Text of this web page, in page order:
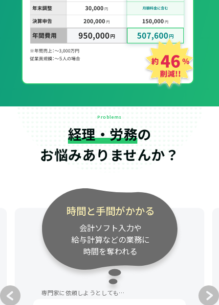
Problems
経理・労務の
お悩みありませんか？
時間と手間がかかる
会計ソフト入力や
給与計算などの業務に
時間を奪われる
専門家に依頼しようとしても…